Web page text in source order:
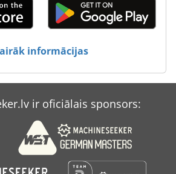
informācijas
ir oficiālais sponsors: